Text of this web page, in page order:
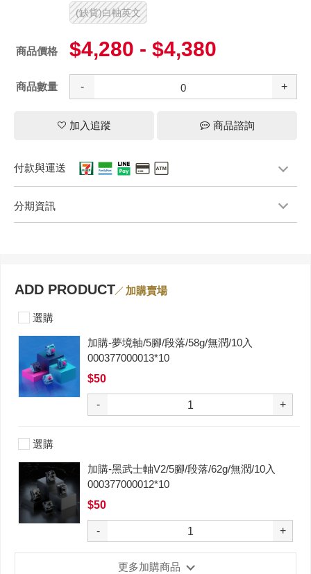
(缺貨)白軸英文
商品價格 $4,280 - $4,380
商品數量 - +
加入追蹤 商品諮詢
付款與運送
分期資訊
ADD PRODUCT 加購賣場
選購
加購-夢境軸/5腳/段落/58g/無潤/10入
000377000013*10
$50
- +
選購
加購-黑武士軸V2/5腳/段落/62g/無潤/10入
000377000012*10
$50
- +
更多加購商品